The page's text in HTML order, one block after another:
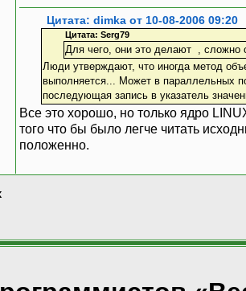
Цитата: dimka от 10-08-2006 09:20
Цитата: Serg79
Для чего, они это делают , сложно
Люди утверждают, что иногда метод
выполняется... Может в параллельных
последующая запись в указатель
Все это хорошо, но только ядро
того что бы было легче читать
положенно.